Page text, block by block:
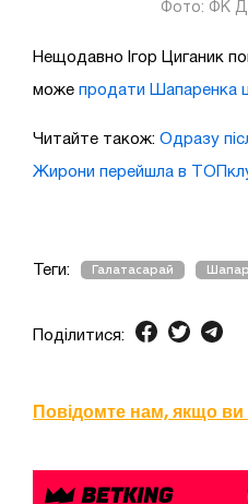
Фото: ФК
Нещодавно Ігор Циганик
може продати Шапаренка
Читайте також: Одразу
Жирони перейшла в
Теги: Галатасарай
Поділитися:
Повідомте нам, якщо